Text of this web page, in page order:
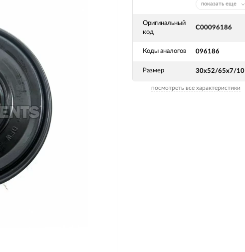
показать еще
Оригинальный
код
C00096186
Коды аналогов 096186
Размер 30x52/65x7/10
посмотреть все характеристики